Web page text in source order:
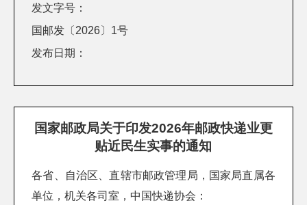
发文字号：
国邮发〔2026〕1号
发布日期：
国家邮政局关于印发2026年邮政快递业更
贴近民生实事的通知
各省、自治区、直辖市邮政管理局，国家局直属各
单位，机关各司室，中国快递协会：